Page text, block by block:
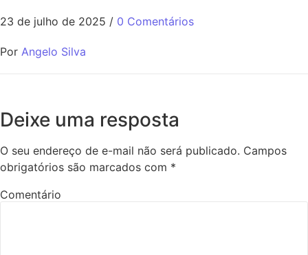
23 de julho de 2025 / 0 Comentários
Por Angelo Silva
Deixe uma resposta
O seu endereço de e-mail não será publicado. Campos
obrigatórios são marcados com *
Comentário